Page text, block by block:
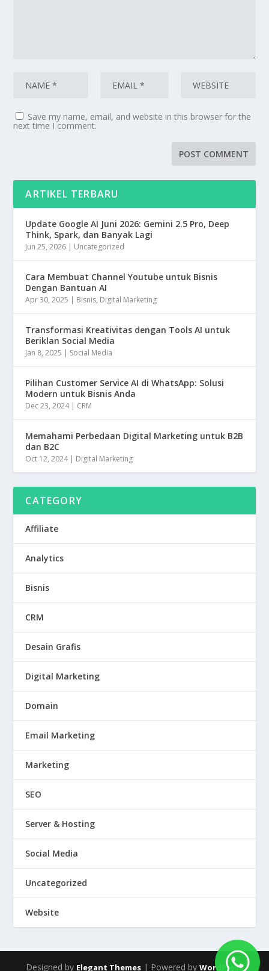
Save my name, email, and website in this browser for the
next time I comment.
ARTIKEL TERBARU
Update Google AI Juni 2026: Gemini 2.5 Pro, Deep
Think, Spark, dan Banyak Lagi
Jun 25, 2026 | Uncategorized
Cara Membuat Channel Youtube untuk Bisnis
Dengan Bantuan AI
Apr 30, 2025 | Bisnis, Digital Marketing
Transformasi Kreativitas dengan Tools AI untuk
Beriklan Social Media
Jan 8, 2025 | Social Media
Pilihan Customer Service AI di WhatsApp: Solusi
Modern untuk Bisnis Anda
Dec 23, 2024| CRM
Memahami Perbedaan Digital Marketing untuk B2B
dan B2C
Oct 12, 2024| Digital Marketing
CATEGORY
Affiliate
Analytics
Bisnis
CRM
Desain Grafis
Digital Marketing
Domain
Email Marketing
Marketing
SEO
Server & Hosting
Social Media
Uncategorized
Website
Designed by Elegant Themes | Powered by WordPress